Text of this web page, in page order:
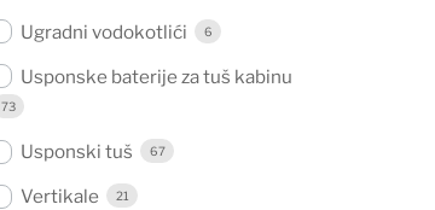
Ugradni vodokotlići 6
Usponske baterije za tuš kabinu
73
Usponski tuš 67
Vertikale 21